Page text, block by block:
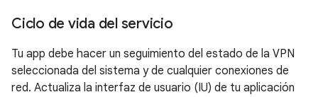
Ciclo de vida del servicio
Tu app debe hacer un seguimiento del estado de la VPN
seleccionada del sistema y de cualquier conexiones de
red. Actualiza la interfaz de usuario (IU) de tu aplicación